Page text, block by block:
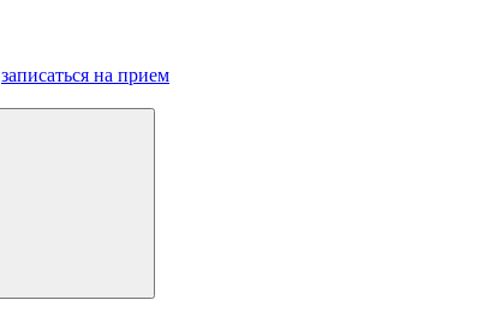
записаться на прием